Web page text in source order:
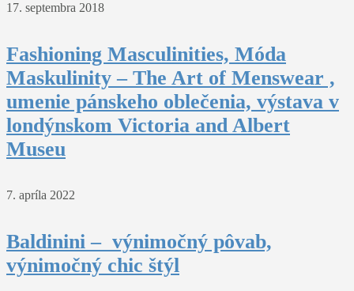
17. septembra 2018
Fashioning Masculinities, Móda
Maskulinity – The Art of Menswear ,
umenie pánskeho oblečenia, výstava v
londýnskom Victoria and Albert
Museu
7. apríla 2022
Baldinini – výnimočný pôvab,
výnimočný chic štýl